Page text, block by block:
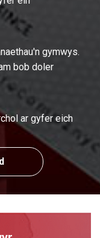
gymwys.
bob doler
ar gyfer eich